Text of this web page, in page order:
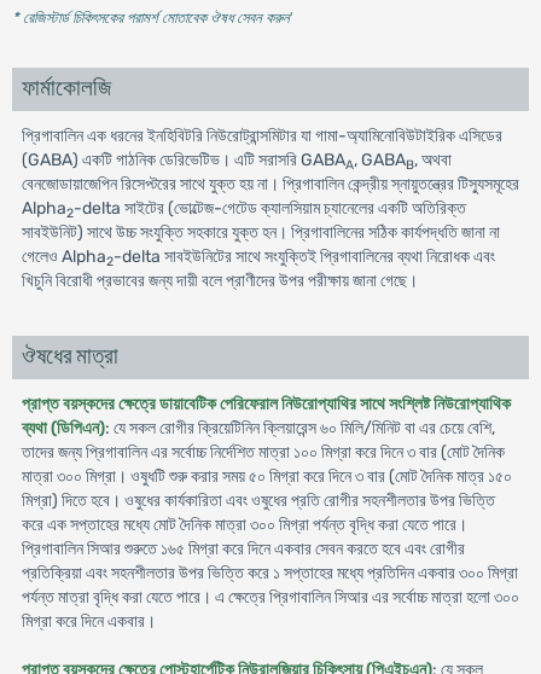
* রেজিস্টার্ড চিকিৎসকের পরামর্শ মোতাবেক ঔষধ সেবন করুন'
ফার্মাকোলজি
প্রিগাবালিন এক ধরনের ইনহিবিটরি নিউরোট্রান্সমিটার যা গামা-অ্যামিনোবিউটাইরিক এসিডের
(GABA) একটি গাঠনিক ডেরিভেটিভ। এটি সরাসরি GABAA, GABAB, অথবা
বেনজোডায়াজেপিন রিসেপ্টরের সাথে যুক্ত হয় না। প্রিগাবালিন কেন্দ্রীয় স্নায়ুতন্ত্রের টিস্যুসমূহের
Alpha2-delta সাইটের (ভোল্টেজ-গেটেড ক্যালসিয়াম চ্যানেলের একটি অতিরিক্ত
সাবইউনিট) সাথে উচ্চ সংযুক্তি সহকারে যুক্ত হন। প্রিগাবালিনের সঠিক কার্যপদ্ধতি জানা না
গেলেও Alpha2-delta সাবইউনিটের সাথে সংযুক্তিই প্রিগাবালিনের ব্যথা নিরোধক এবং
খিচুনি বিরোধী প্রভাবের জন্য দায়ী বলে প্রাণীদের উপর পরীক্ষায় জানা গেছে।
ঔষধের মাত্রা
প্রাপ্ত বয়স্কদের ক্ষেত্রে ডায়াবেটিক পেরিফেরাল নিউরোপ্যাথির সাথে সংশ্লিষ্ট নিউরোপ্যাথিক
ব্যথা (ডিপিএন): যে সকল রোগীর ক্রিয়েটিনিন ক্লিয়ারেন্স ৬০ মিলি/মিনিট বা এর চেয়ে বেশি,
তাদের জন্য প্রিগাবালিন এর সর্বোচ্চ নির্দেশিত মাত্রা ১০০ মিগ্রা করে দিনে ৩ বার (মোট দৈনিক
মাত্রা ৩০০ মিগ্রা। ওষুধটি শুরু করার সময় ৫০ মিগ্রা করে দিনে ৩ বার (মোট দৈনিক মাত্র ১৫০
মিগ্রা) দিতে হবে। ওষুধের কার্যকারিতা এবং ওষুধের প্রতি রোগীর সহনশীলতার উপর ভিত্তি
করে এক সপ্তাহের মধ্যে মোট দৈনিক মাত্রা ৩০০ মিগ্রা পর্যন্ত বৃদ্ধি করা যেতে পারে।
প্রিগাবালিন সিআর শুরুতে ১৬৫ মিগ্রা করে দিনে একবার সেবন করতে হবে এবং রোগীর
প্রতিক্রিয়া এবং সহনশীলতার উপর ভিত্তি করে ১ সপ্তাহের মধ্যে প্রতিদিন একবার ৩০০ মিগ্রা
পর্যন্ত মাত্রা বৃদ্ধি করা যেতে পারে। এ ক্ষেত্রে প্রিগাবালিন সিআর এর সর্বোচ্চ মাত্রা হলো ৩০০
মিগ্রা করে দিনে একবার।
প্রাপ্ত বয়স্কদের ক্ষেত্রে পোস্টহার্পেটিক নিউরালজিয়ার চিকিৎসায় (পিএইচএন): যে সকল